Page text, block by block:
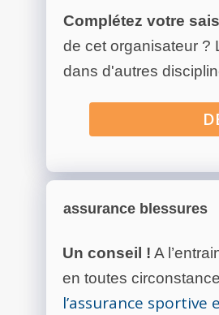
Complétez votre
de cet organisateur ?
dans d'autres
assurance blessures
Un conseil ! A
en toutes
l’assurance